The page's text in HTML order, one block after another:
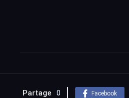
Partage 0 Facebook